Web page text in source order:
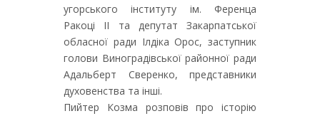
угорського інституту ім. Ференца
Ракоці ІІ та депутат Закарпатської
обласної ради Ілдіка Орос, заступник
голови Виноградівської районної ради
Адальберт Сверенко, представники
духовенства та інші.
Пийтер Козма розповів про історію